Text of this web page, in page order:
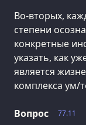
Во-вторых,
степени
конкретные
указать, как
является
комплекса ум/
77.11
Вопрос